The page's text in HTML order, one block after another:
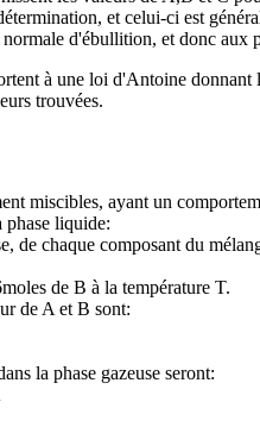
et celui-ci est
d'ébullition, et donc aux
à une loi d'Antoine
trouvées.
miscibles, ayant un
phase liquide:
de chaque composant du
de B à la température T.
de A et B sont:
la phase gazeuse seront: